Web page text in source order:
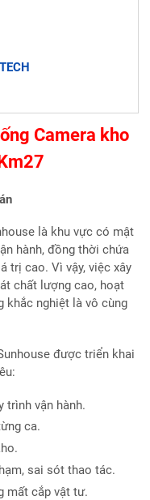
Camera kho
là khu vực có mật
hành, đồng thời chứa
trị cao. Vì vậy, việc xây
chất lượng cao, hoạt
khắc nghiệt là vô cùng
được triển khai
trình vận hành.
ca.
sai sót thao tác.
mất cắp vật tư.